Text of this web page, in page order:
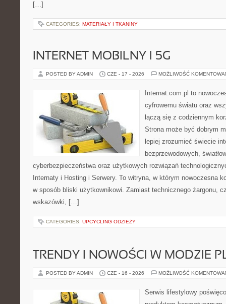
[…]
CATEGORIES: MATERIAŁY I TKANINY
INTERNET MOBILNY I 5G
POSTED BY ADMIN CZE - 17 - 2026 MOŻLIWOŚĆ
Internat.com.pl to
cyfrowemu światu oraz
łączą się z codziennym
Strona może być dobrym
lepiej zrozumieć świecie
bezprzewodowych,
cyberbezpieczeństwa oraz użytkowych rozwiązań
Internaty i Hosting i Serwery. To witryna, w którym nowoczesna
w sposób bliski użytkownikowi. Zamiast technicznego żargonu,
wskazówki, […]
CATEGORIES: UPCYCLING ODZIEŻY
TRENDY I NOWOŚCI W MODZIE
POSTED BY ADMIN CZE - 16 - 2026 MOŻLIWOŚĆ
Serwis lifestylowy